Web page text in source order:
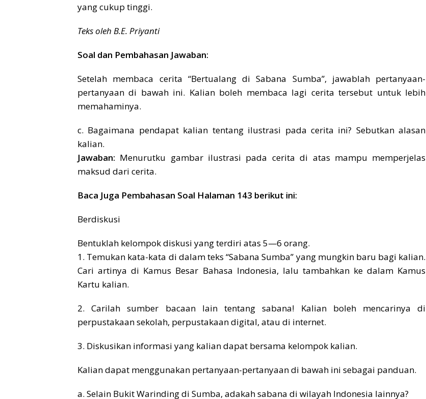
yang cukup tinggi.
Teks oleh B.E. Priyanti
Soal dan Pembahasan Jawaban:
Setelah membaca cerita “Bertualang di Sabana Sumba”, jawablah pertanyaan-
pertanyaan di bawah ini. Kalian boleh membaca lagi cerita tersebut untuk lebih
memahaminya.
c. Bagaimana pendapat kalian tentang ilustrasi pada cerita ini? Sebutkan alasan
kalian.
Jawaban: Menurutku gambar ilustrasi pada cerita di atas mampu memperjelas
maksud dari cerita.
Baca Juga Pembahasan Soal Halaman 143 berikut ini:
Berdiskusi
Bentuklah kelompok diskusi yang terdiri atas 5—6 orang.
1. Temukan kata-kata di dalam teks “Sabana Sumba” yang mungkin baru bagi kalian.
Cari artinya di Kamus Besar Bahasa Indonesia, lalu tambahkan ke dalam Kamus
Kartu kalian.
2. Carilah sumber bacaan lain tentang sabana! Kalian boleh mencarinya di
perpustakaan sekolah, perpustakaan digital, atau di internet.
3. Diskusikan informasi yang kalian dapat bersama kelompok kalian.
Kalian dapat menggunakan pertanyaan-pertanyaan di bawah ini sebagai panduan.
a. Selain Bukit Warinding di Sumba, adakah sabana di wilayah Indonesia lainnya?